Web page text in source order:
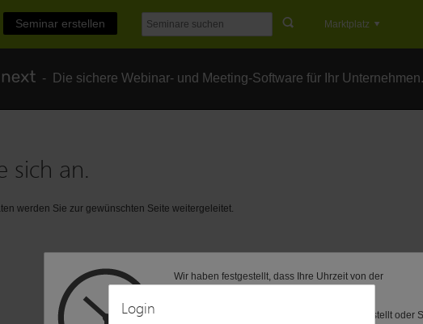
Seminar erstellen Marktplatz
Login
- Die sichere Webinar- und Meeting-Software für Ihr Unternehmen.
sich an.
werden Sie zur gewünschten Seite weitergeleitet.
Wir haben festgestellt, dass Ihre Uhrzeit von der
Vielleicht ist Ihre Computer-Uhr anders eingestellt oder